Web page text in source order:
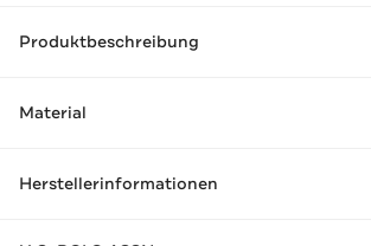
Produktbeschreibung
Material
Herstellerinformationen